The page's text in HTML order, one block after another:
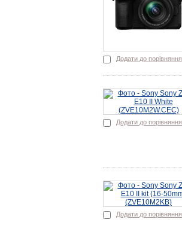
Додати до порівняння
Додати до порівняння
Додати до порівняння